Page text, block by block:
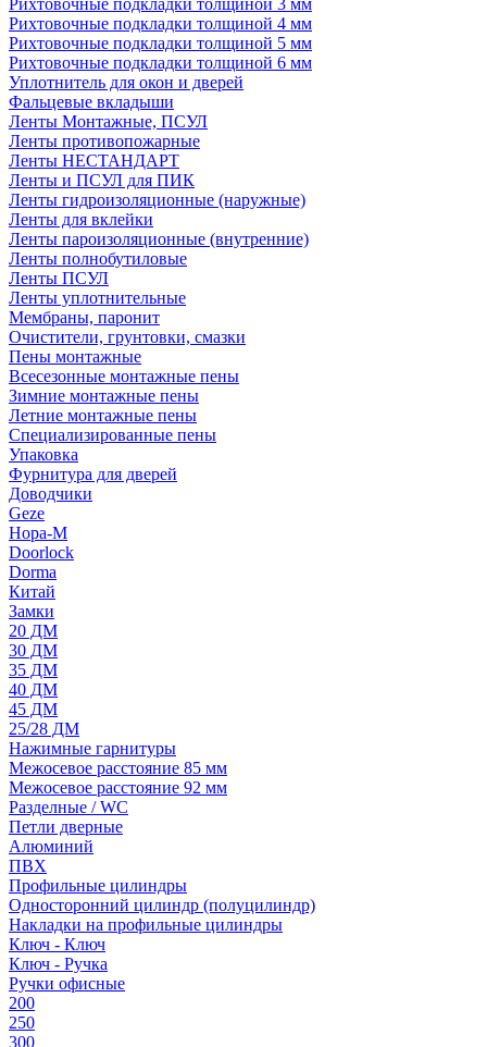
Рихтовочные подкладки толщиной 3 мм
Рихтовочные подкладки толщиной 4 мм
Рихтовочные подкладки толщиной 5 мм
Рихтовочные подкладки толщиной 6 мм
Уплотнитель для окон и дверей
Фальцевые вкладыши
Ленты Монтажные, ПСУЛ
Ленты противопожарные
Ленты НЕСТАНДАРТ
Ленты и ПСУЛ для ПИК
Ленты гидроизоляционные (наружные)
Ленты для вклейки
Ленты пароизоляционные (внутренние)
Ленты полнобутиловые
Ленты ПСУЛ
Ленты уплотнительные
Мембраны, паронит
Очистители, грунтовки, смазки
Пены монтажные
Всесезонные монтажные пены
Зимние монтажные пены
Летние монтажные пены
Специализированные пены
Упаковка
Фурнитура для дверей
Доводчики
Geze
Нора-М
Doorlock
Dorma
Китай
Замки
20 ДМ
30 ДМ
35 ДМ
40 ДМ
45 ДМ
25/28 ДМ
Нажимные гарнитуры
Межосевое расстояние 85 мм
Межосевое расстояние 92 мм
Разделные / WC
Петли дверные
Алюминий
ПВХ
Профильные цилиндры
Односторонний цилиндр (полуцилиндр)
Накладки на профильные цилиндры
Ключ - Ключ
Ключ - Ручка
Ручки офисные
200
250
300